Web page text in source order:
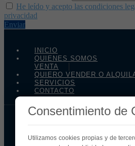
He leído y acepto las condiciones
privacidad
Enviar
INICIO
QUIENES SOMOS
VENTA
QUIERO VENDER O
SERVICIOS
CONTACTO
Consentimiento de
Utilizamos cookies propias y de